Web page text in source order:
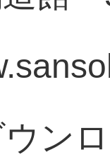
ン